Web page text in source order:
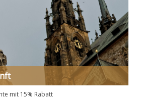
mit 15% Rabatt